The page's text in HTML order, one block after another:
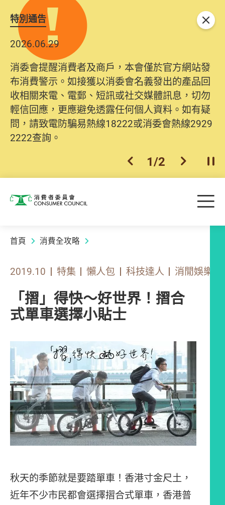
特別通告
2026.06.29
消委會提醒消費者及商戶，本會僅於官方網站發
布消費警示。如接獲以消委會名義發出的產品回
收相關來電、電郵、短訊或社交媒體訊息，切勿
輕信回應，更應避免透露任何個人資料。如有疑
問，請致電防騙易熱線18222或消委會熱線2929
2222查詢。
上一個
1/2 下一個開
關閉
消費者委員會 目
首頁 消費全攻略
2019.10 特集 懶人包 科技達人 消閒娛樂
「摺」得快～好世界！摺合
式單車選擇小貼士
秋天的季節就是要踏單車！香港寸金尺土，
近年不少市民都會選擇摺合式單車，香港普